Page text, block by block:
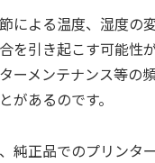
による温度、湿度の
を引き起こす可能性が
ーメンテナンス等の
があるのです。
純正品でのプリンタ